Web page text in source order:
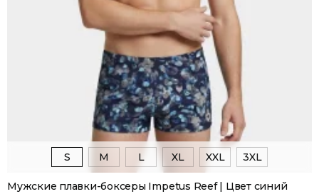
S M L XL XXL 3XL
Мужские плавки-боксеры Impetus Reef | Цвет синий